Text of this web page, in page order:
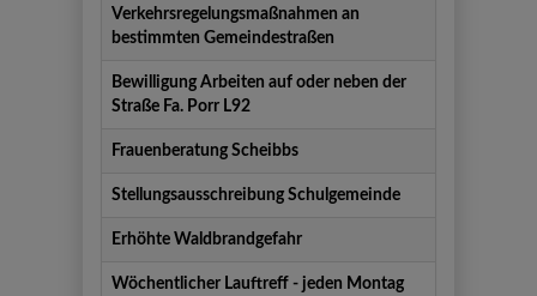
Verkehrsregelungsmaßnahmen an
bestimmten Gemeindestraßen
Bewilligung Arbeiten auf oder neben der
Straße Fa. Porr L92
Frauenberatung Scheibbs
Stellungsausschreibung Schulgemeinde
Erhöhte Waldbrandgefahr
Wöchentlicher Lauftreff - jeden Montag